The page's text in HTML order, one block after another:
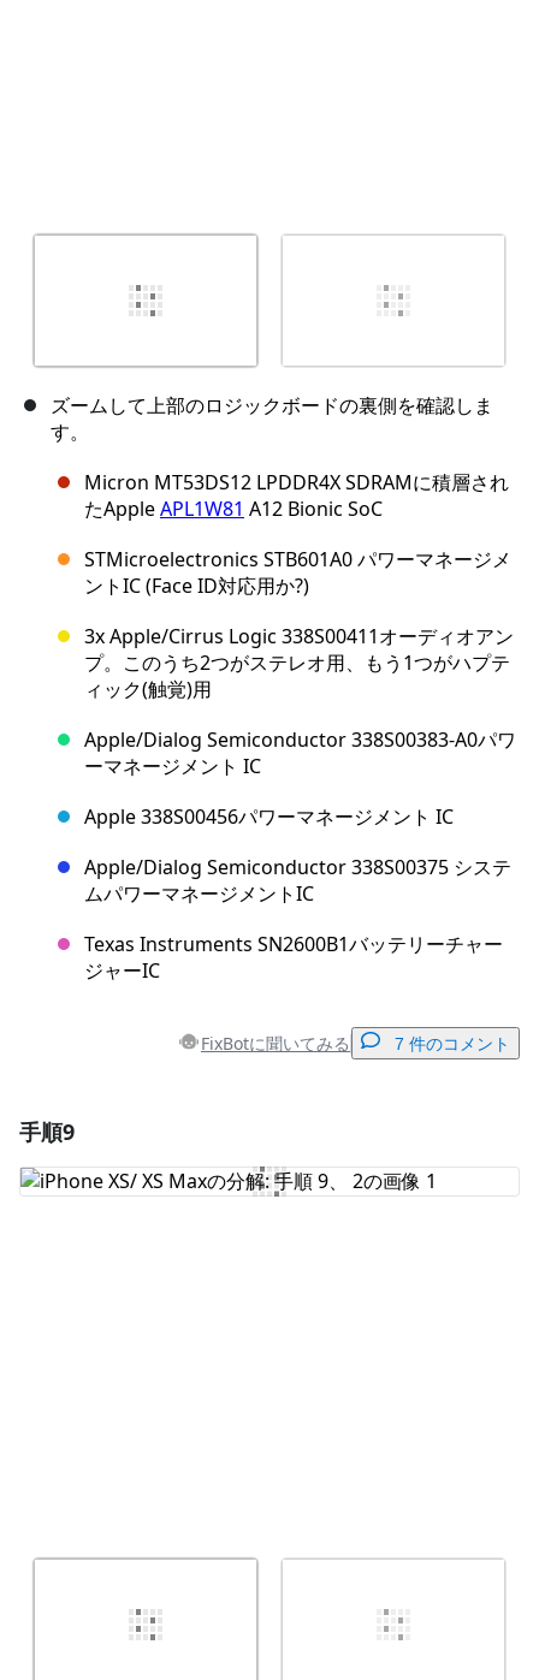
ズームして上部のロジックボードの裏側を確認しま
す。
Micron MT53DS12 LPDDR4X SDRAMに積層され
たAppleAPL1W81 A12 Bionic SoC
STMicroelectronics STB601A0 パワーマネージメ
ントIC (Face ID対応用か?)
3x Apple/Cirrus Logic 338S00411オーディオアン
プ。このうち2つがステレオ用、もう1つがハプテ
ィック(触覚)用
Apple/Dialog Semiconductor 338S00383-A0パワ
ーマネージメント IC
Apple 338S00456パワーマネージメント IC
Apple/Dialog Semiconductor 338S00375 システ
ムパワーマネージメントIC
Texas Instruments SN2600B1バッテリーチャー
ジャーIC
FixBotに聞いてみる 7 件のコメント
コメントを追加
手順9